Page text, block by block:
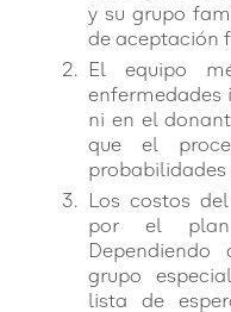
y su grupo
de aceptación
El equipo
enfermedades
ni en el
que el
probabilidades
Los costos
por el plan
grupo
lista de